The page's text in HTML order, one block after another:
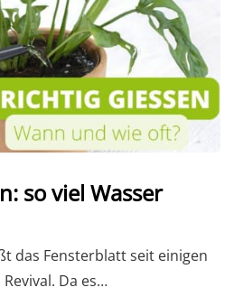
so viel Wasser
das Fensterblatt seit einigen
Da es…